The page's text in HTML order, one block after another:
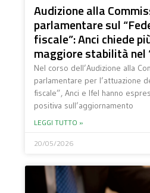
Audizione alla
parlamentare sul
fiscale”: Anci chiede
maggiore stabilità nel
Nel corso dell’Audizione alla
parlamentare per l’attuazione
fiscale”, Anci e Ifel hanno
positiva sull’aggiornamento
LEGGI TUTTO »
20/05/2026